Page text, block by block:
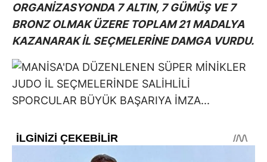
ORGANİZASYONDA 7 ALTIN, 7 GÜMÜŞ VE 7
BRONZ OLMAK ÜZERE TOPLAM 21 MADALYA
KAZANARAK İL SEÇMELERİNE DAMGA VURDU.